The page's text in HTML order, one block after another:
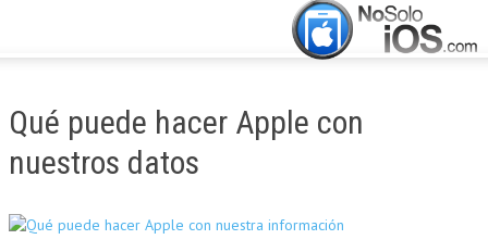
ACTUALIDAD
Qué puede hacer Apple con
nuestros datos